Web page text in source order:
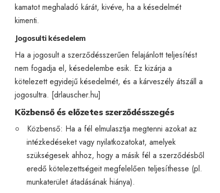
kamatot meghaladó kárát, kivéve, ha a késedelmét
kimenti.
Jogosulti késedelem
Ha a jogosult a szerződésszerűen felajánlott teljesítést
nem fogadja el, késedelembe esik. Ez kizárja a
kötelezett egyidejű késedelmét, és a kárveszély átszáll a
jogosultra. [drlauscher.hu]
Közbenső és előzetes szerződésszegés
Közbenső: Ha a fél elmulasztja megtenni azokat az
intézkedéseket vagy nyilatkozatokat, amelyek
szükségesek ahhoz, hogy a másik fél a szerződésből
eredő kötelezettségeit megfelelően teljesíthesse (pl.
munkaterület átadásának hiánya).